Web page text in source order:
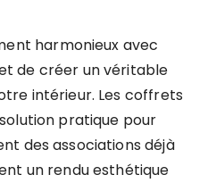
harmonieux avec
de créer un véritable
intérieur. Les coffrets
pratique pour
des associations déjà
un rendu esthétique